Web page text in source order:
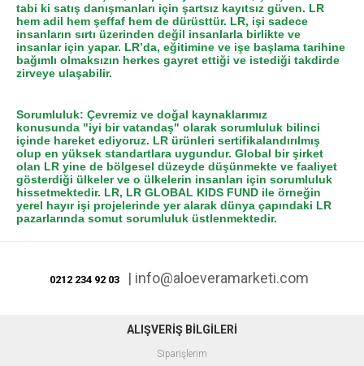
tabi ki satış danışmanları için şartsız kayıtsız güven. LR
hem adil hem şeffaf hem de dürüsttür. LR, işi sadece
insanların sırtı üzerinden değil insanlarla birlikte ve
insanlar için yapar. LR’da, eğitimine ve işe başlama tarihine
bağımlı olmaksızın herkes gayret ettiği ve istediği takdirde
zirveye ulaşabilir.
Sorumluluk: Çevremiz ve doğal kaynaklarımız
konusunda "iyi bir vatandaş" olarak sorumluluk bilinci
içinde hareket ediyoruz. LR ürünleri sertifikalandırılmış
olup en yüksek standartlara uygundur. Global bir şirket
olan LR yine de bölgesel düzeyde düşünmekte ve faaliyet
gösterdiği ülkeler ve o ülkelerin insanları için sorumluluk
hissetmektedir. LR, LR GLOBAL KIDS FUND ile örneğin
yerel hayır işi projelerinde yer alarak dünya çapındaki LR
pazarlarında somut sorumluluk üstlenmektedir.
0212 234 92 03 | info@aloeveramarketi.com
ALIŞVERİŞ BİLGİLERİ
Siparişlerim